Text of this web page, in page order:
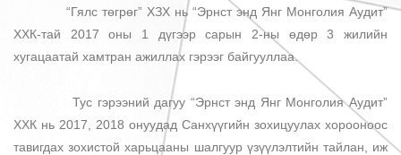
“Гялс төгрөг” ХЗХ нь “Эрнст энд Янг Монголия Аудит”
ХХК-тай 2017 оны 1 дүгээр сарын 2-ны өдөр 3 жилийн
хугацаатай хамтран ажиллах гэрээг байгууллаа.
Тус гэрээний дагуу “Эрнст энд Янг Монголия Аудит”
ХХК нь 2017, 2018 онуудад Санхүүгийн зохицуулах хорооноос
тавигдах зохистой харьцааны шалгуур үзүүлэлтийн тайлан, иж